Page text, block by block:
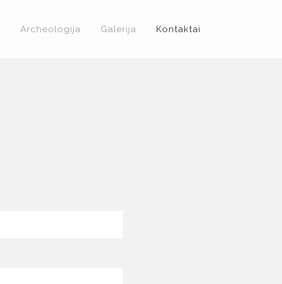
Archeologija Galerija Kontaktai